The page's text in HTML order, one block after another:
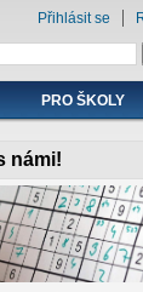
Přihlásit se
PRO ŠKOLY
námi!